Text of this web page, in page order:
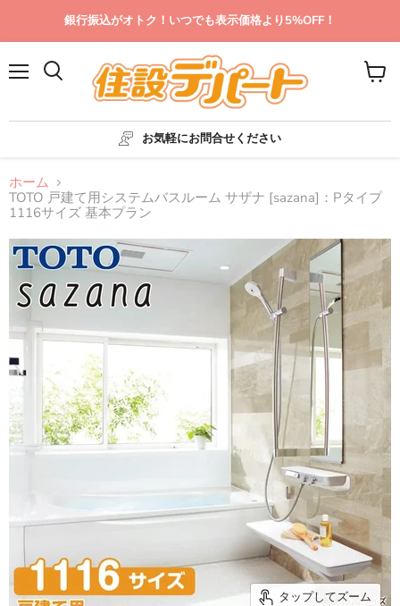
銀行振込がオトク！いつでも表示価格より5%OFF！
お気軽にお問合せください
カ
ト
ホーム
TOTO 戸建て用システムバスルーム サザナ [sazana]：Pタイプ
1116サイズ 基本プラン
タップしてズーム